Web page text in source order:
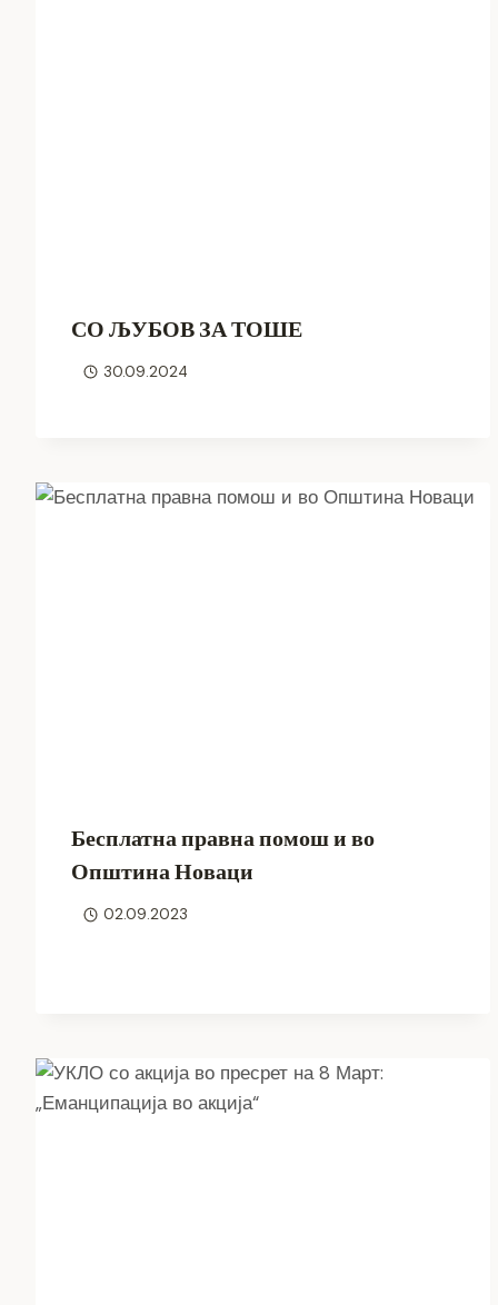
СО ЉУБОВ ЗА ТОШЕ
30.09.2024
Бесплатна правна помош и во
Општина Новаци
02.09.2023